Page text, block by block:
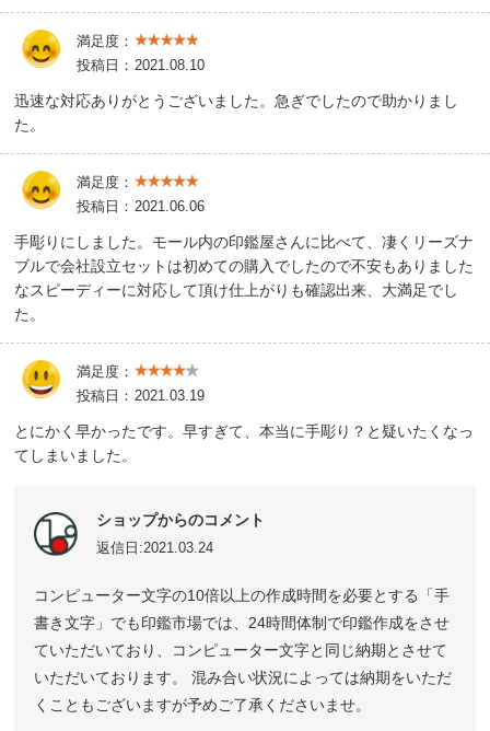
満足度：
投稿日： 2021.08.10
迅速な対応ありがとうございました。急ぎでしたので助かりまし
た。
満足度：
投稿日： 2021.06.06
手彫りにしました。モール内の印鑑屋さんに比べて、凄くリーズナ
ブルで会社設立セットは初めての購入でしたので不安もありました
なスピーディーに対応して頂け仕上がりも確認出来、大満足でし
た。
満足度：
投稿日： 2021.03.19
とにかく早かったです。早すぎて、本当に手彫り？と疑いたくなっ
てしまいました。
ショップからのコメント
返信日:2021.03.24
コンピューター文字の10倍以上の作成時間を必要とする「手
書き文字」でも印鑑市場では、24時間体制で印鑑作成をさせ
ていただいており、コンピューター文字と同じ納期とさせて
いただいております。 混み合い状況によっては納期をいただ
くこともございますが予めご了承くださいませ。